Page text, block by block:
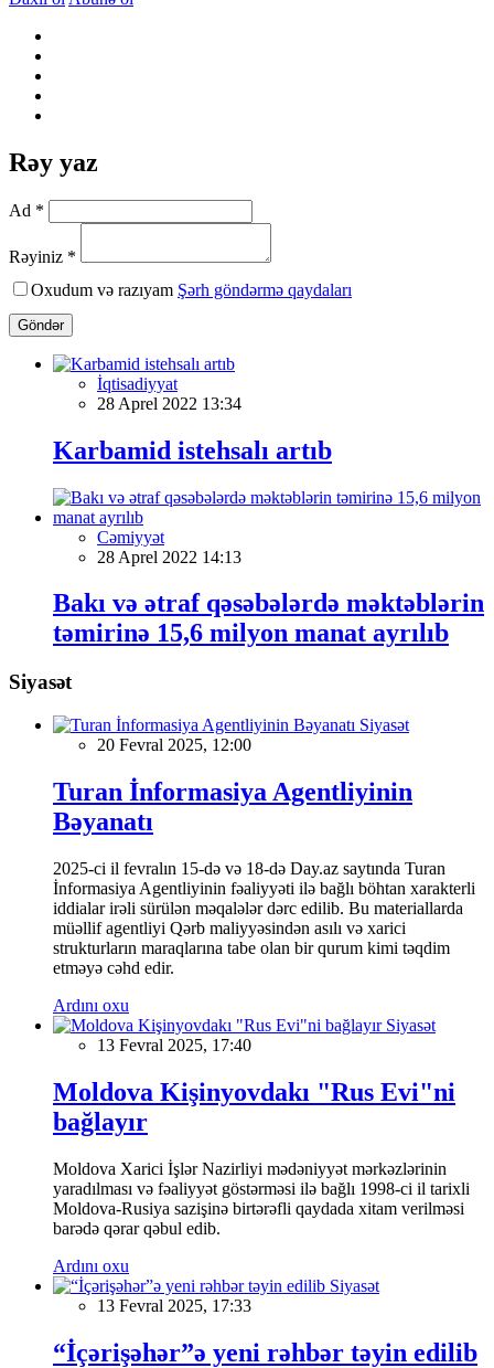
Rəy yaz
Ad *
Rəyiniz *
Oxudum və razıyam Şərh göndərmə qaydaları
Göndər
İqtisadiyyat
28 Aprel 2022 13:34
Karbamid istehsalı artıb
Cəmiyyət
28 Aprel 2022 14:13
Bakı və ətraf qəsəbələrdə məktəblərin
təmirinə 15,6 milyon manat ayrılıb
Siyasət
Siyasət
20 Fevral 2025, 12:00
Turan İnformasiya Agentliyinin
Bəyanatı
2025-ci il fevralın 15-də və 18-də Day.az saytında Turan
İnformasiya Agentliyinin fəaliyyəti ilə bağlı böhtan xarakterli
iddialar irəli sürülən məqalələr dərc edilib. Bu materiallarda
müəllif agentliyi Qərb maliyyəsindən asılı və xarici
strukturların maraqlarına tabe olan bir qurum kimi təqdim
etməyə cəhd edir.
Ardını oxu
Siyasət
13 Fevral 2025, 17:40
Moldova Kişinyovdakı "Rus Evi"ni
bağlayır
Moldova Xarici İşlər Nazirliyi mədəniyyət mərkəzlərinin
yaradılması və fəaliyyət göstərməsi ilə bağlı 1998-ci il tarixli
Moldova-Rusiya sazişinə birtərəfli qaydada xitam verilməsi
barədə qərar qəbul edib.
Ardını oxu
Siyasət
13 Fevral 2025, 17:33
“İçərişəhər”ə yeni rəhbər təyin edilib